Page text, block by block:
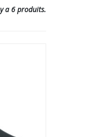
a 6 produits.